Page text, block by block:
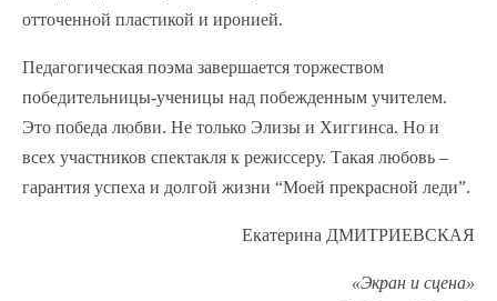
отточенной пластикой и иронией.
Педагогическая поэма завершается торжеством
победительницы-ученицы над побежденным учителем.
Это победа любви. Не только Элизы и Хиггинса. Но и
всех участников спектакля к режиссеру. Такая любовь –
гарантия успеха и долгой жизни “Моей прекрасной леди”.
Екатерина ДМИТРИЕВСКАЯ
«Экран и сцена»